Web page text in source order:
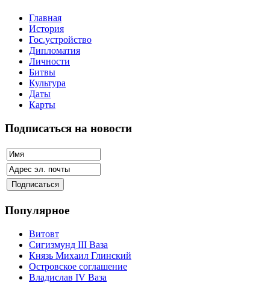
Главная
История
Гос.устройство
Дипломатия
Личности
Битвы
Культура
Даты
Карты
Подписаться на новости
Популярное
Витовт
Сигизмунд III Ваза
Князь Михаил Глинский
Островское соглашение
Владислав IV Ваза